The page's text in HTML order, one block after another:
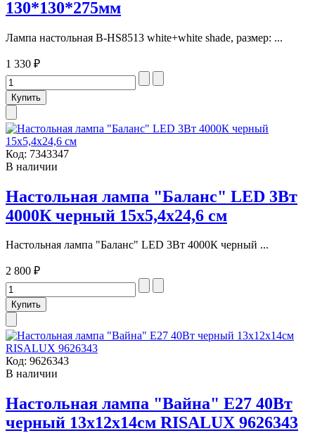
130*130*275мм
Лампа настольная В-HS8513 white+white shade, размер: ...
1 330 ₽
Код: 7343347
В наличии
Настольная лампа "Баланс" LED 3Вт
4000К черный 15х5,4х24,6 см
Настольная лампа "Баланс" LED 3Вт 4000К черный ...
2 800 ₽
Код: 9626343
В наличии
Настольная лампа "Вайна" Е27 40Вт
черный 13х12х14см RISALUX 9626343